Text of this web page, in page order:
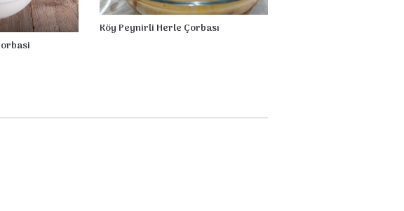
Köy Peynirli Herle Çorbası